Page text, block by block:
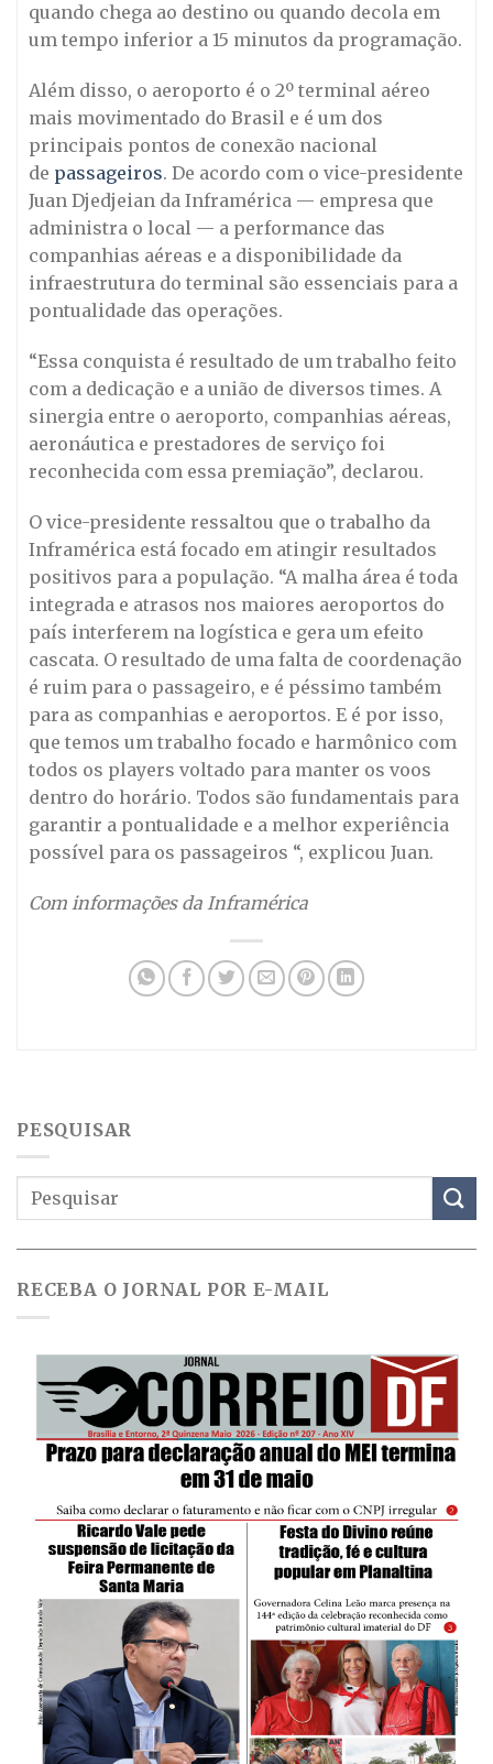
quando chega ao destino ou quando decola em
um tempo inferior a 15 minutos da programação.
Além disso, o aeroporto é o 2º terminal aéreo
mais movimentado do Brasil e é um dos
principais pontos de conexão nacional
de passageiros. De acordo com o vice-presidente
Juan Djedjeian da Inframérica — empresa que
administra o local — a performance das
companhias aéreas e a disponibilidade da
infraestrutura do terminal são essenciais para a
pontualidade das operações.
“Essa conquista é resultado de um trabalho feito
com a dedicação e a união de diversos times. A
sinergia entre o aeroporto, companhias aéreas,
aeronáutica e prestadores de serviço foi
reconhecida com essa premiação”, declarou.
O vice-presidente ressaltou que o trabalho da
Inframérica está focado em atingir resultados
positivos para a população. “A malha área é toda
integrada e atrasos nos maiores aeroportos do
país interferem na logística e gera um efeito
cascata. O resultado de uma falta de coordenação
é ruim para o passageiro, e é péssimo também
para as companhias e aeroportos. E é por isso,
que temos um trabalho focado e harmônico com
todos os players voltado para manter os voos
dentro do horário. Todos são fundamentais para
garantir a pontualidade e a melhor experiência
possível para os passageiros “, explicou Juan.
Com informações da Inframérica
PESQUISAR
RECEBA O JORNAL POR E-MAIL